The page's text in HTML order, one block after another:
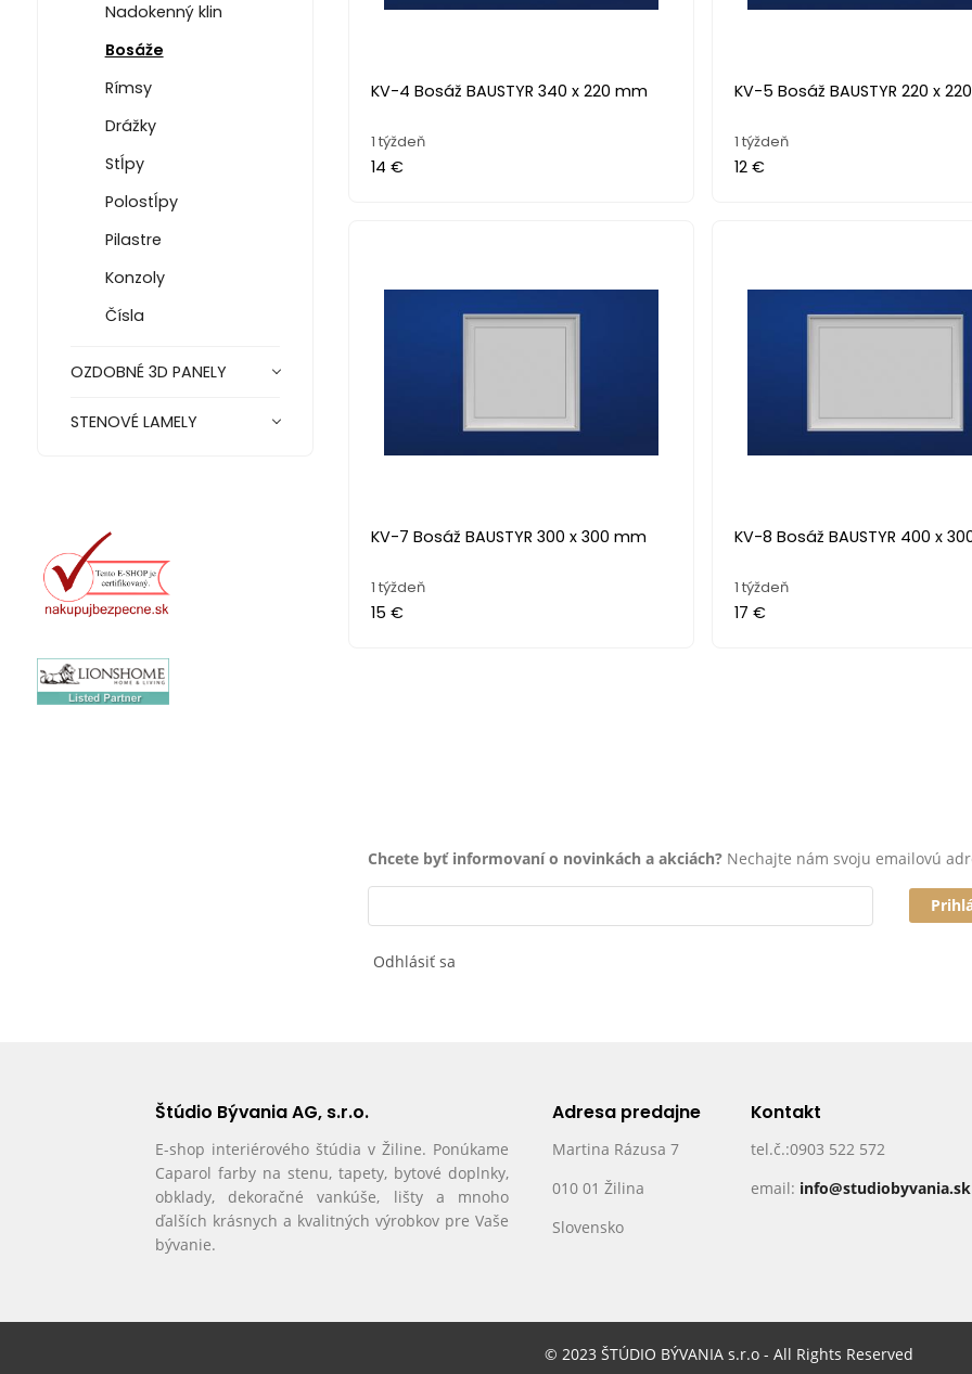
Nadokenný klin
Bosáže
Rímsy
Drážky
Stĺpy
Polostĺpy
Pilastre
Konzoly
Čísla
OZDOBNÉ 3D PANELY
STENOVÉ LAMELY
KV-4 Bosáž BAUSTYR 340 x 220 mm
1 týždeň
14 €
KV-5 Bosáž BAUSTYR 220 x
1 týždeň
12 €
KV-7 Bosáž BAUSTYR 300 x 300 mm
1 týždeň
15 €
KV-8 Bosáž BAUSTYR 400 x
1 týždeň
17 €
Chcete byť informovaní o novinkách a akciách? Nechajte nám svoju emailovú
Odhlásiť sa
Štúdio Bývania AG, s.r.o.
E-shop interiérového štúdia v Žiline. Ponúkame
Caparol farby na stenu, tapety, bytové doplnky,
obklady, dekoračné vankúše, lišty a mnoho
ďalších krásnych a kvalitných výrobkov pre Vaše
bývanie.
Adresa predajne
Martina Rázusa 7
010 01 Žilina
Slovensko
Kontakt
tel.č.:0903 522 572
email: info@studiobyvania.sk
© 2023 ŠTÚDIO BÝVANIA s.r.o - All Rights Reserved